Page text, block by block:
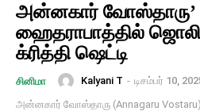
அன்னகார் வோஸ்தாரு’
ஹைதராபாத்தில்
க்ரித்தி ஷெட்டி
சினிமா Kalyani T - டிசம்பர் 10,
அன்னகார் வோஸ்தாரு (Annagaru